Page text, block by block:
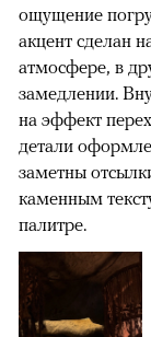
ощущение
акцент сделан
атмосфере, в
замедлении.
на эффект
детали
заметны
каменным
палитре.